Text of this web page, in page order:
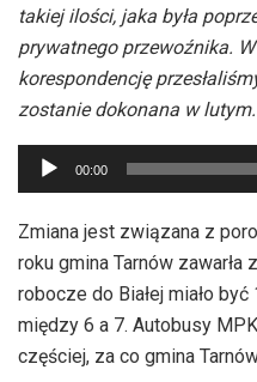
takiej ilości, jaka była
prywatnego przewoźnika.
korespondencję
zostanie dokonana w lutym.
Odtwarzacz
plików
dźwiękowych
00:00
Zmiana jest związana z
roku gmina Tarnów
robocze do Białej miało
między 6 a 7. Autobusy
częściej, za co gmina